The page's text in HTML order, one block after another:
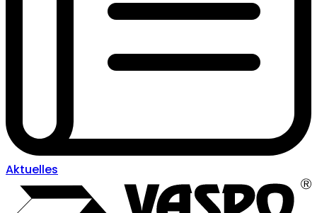
Aktuelles